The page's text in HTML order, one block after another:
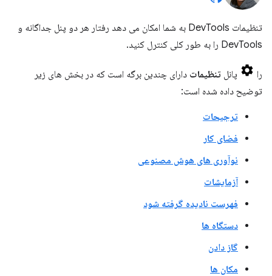
تنظیمات DevTools به شما امکان می دهد رفتار هر دو پنل جداگانه و
DevTools را به طور کلی کنترل کنید.
را پانل تنظیمات دارای چندین برگه است که در بخش های زیر
توضیح داده شده است:
ترجیحات
فضای کار
نوآوری های هوش مصنوعی
آزمایشات
فهرست نادیده گرفته شود
دستگاه ها
گاز دادن
مکان ها